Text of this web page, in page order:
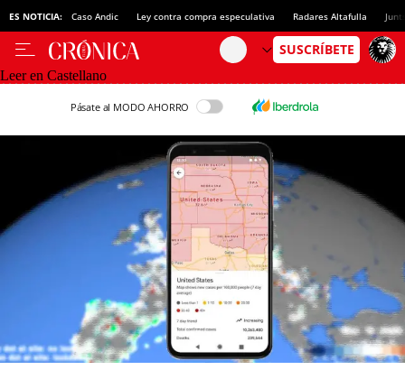
ES NOTICIA: Caso Andic Ley contra compra especulativa Radares Altafulla
Leer en Castellano
Pásate al MODO AHORRO